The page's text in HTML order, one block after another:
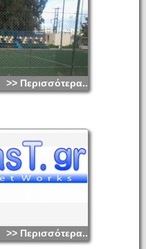
>> Περισσότερα...
>> Περισσότερα...